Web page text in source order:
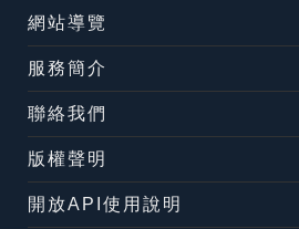
網站導覽
服務簡介
聯絡我們
版權聲明
開放API使用說明